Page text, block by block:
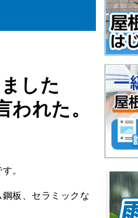
した
れた。
。
板、セラミックな